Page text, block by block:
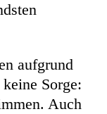
aufgrund
Sorge:
Auch